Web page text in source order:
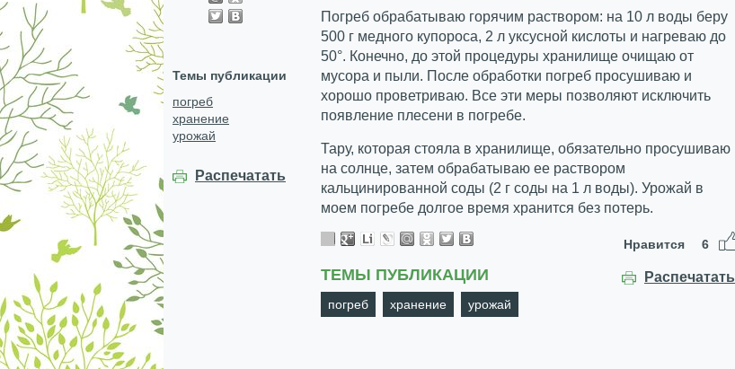
Темы публикации
погреб
хранение
урожай
Распечатать
Погреб обрабатываю горячим раствором: на 10 л воды беру
500 г медного купороса, 2 л уксусной кислоты и нагреваю до
50°. Конечно, до этой процедуры хранилище очищаю от
мусора и пыли. После обработки погреб просушиваю и
хорошо проветриваю. Все эти меры позволяют исключить
появление плесени в погребе.
Тару, которая стояла в хранилище, обязательно просушиваю
на солнце, затем обрабатываю ее раствором
кальцинированной соды (2 г соды на 1 л воды). Урожай в
моем погребе долгое время хранится без потерь.
Нравится 6
Распечатать
ТЕМЫ ПУБЛИКАЦИИ
погреб хранение урожай